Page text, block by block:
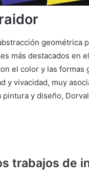
geométrica
más destacados en
el color y las formas
y vivacidad, muy
pintura y diseño,
trabajos de